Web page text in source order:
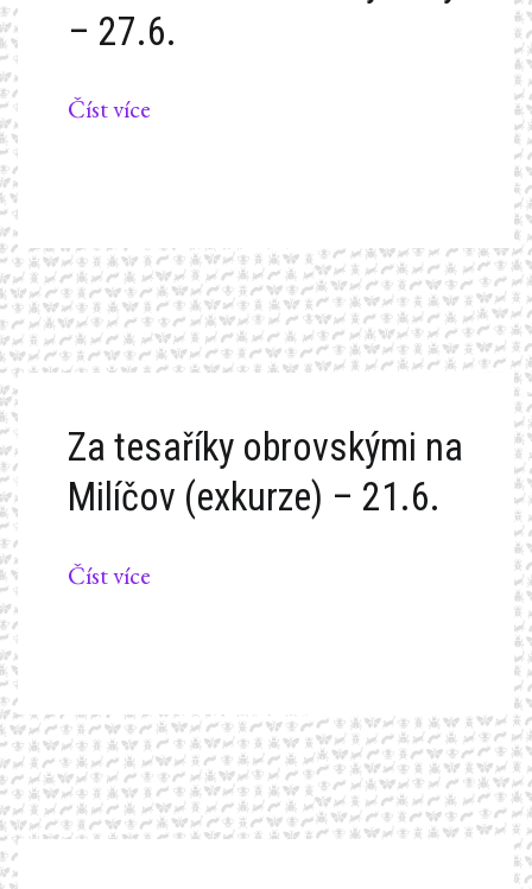
– 27.6.
Číst více
Za tesaříky obrovskými na
Milíčov (exkurze) – 21.6.
Číst více